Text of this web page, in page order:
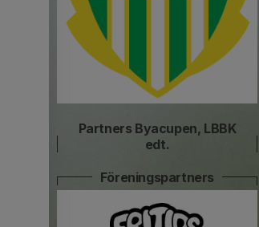
Partners Byacupen, LBBK
edt.
Föreningspartners